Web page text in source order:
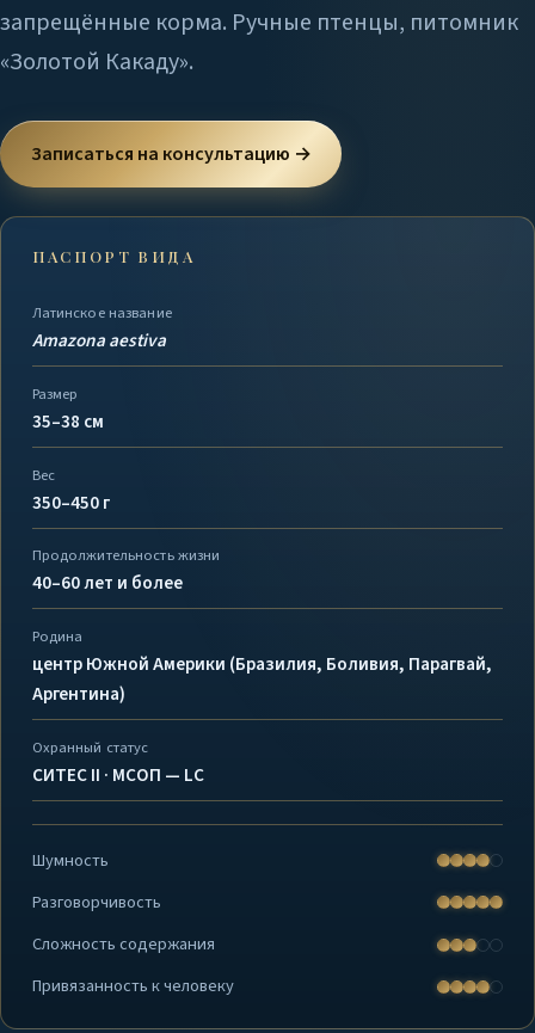
запрещённые корма. Ручные птенцы, питомник
«Золотой Какаду».
Записаться на консультацию →
ПАСПОРТ ВИДА
Латинское название
Amazona aestiva
Размер
35–38 см
Вес
350–450 г
Продолжительность жизни
40–60 лет и более
Родина
центр Южной Америки (Бразилия, Боливия, Парагвай,
Аргентина)
Охранный статус
СИТЕС II · МСОП — LC
Шумность
Разговорчивость
Сложность содержания
Привязанность к человеку